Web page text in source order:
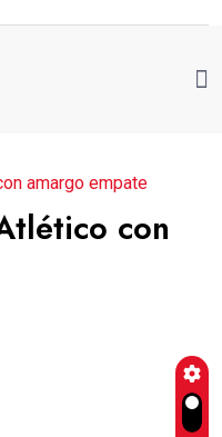
amargo empate
con